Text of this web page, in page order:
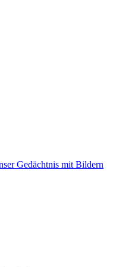
Gedächtnis mit Bildern